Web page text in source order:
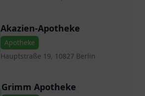
Akazien-Apotheke
Apotheke
Hauptstraße 19, 10827 Berlin
Grimm Apotheke